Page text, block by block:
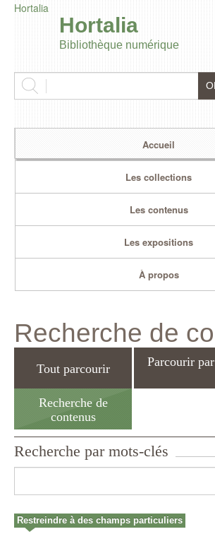
Hortalia
Hortalia
Bibliothèque numérique
Accueil
Les collections
Les contenus
Les expositions
À propos
Recherche de
Tout parcourir Parcourir
Recherche de
contenus
Recherche par mots-clés
Restreindre à des champs particuliers